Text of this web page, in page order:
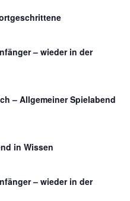
– wieder in der
– Allgemeiner Spielabend
in Wissen
– wieder in der